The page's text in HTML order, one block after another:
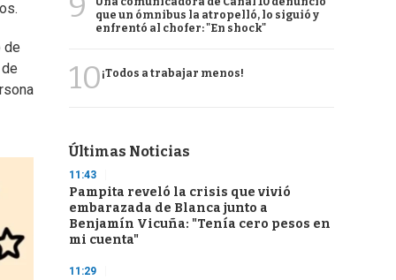
de
que un ómnibus la atropelló, lo siguió y
enfrentó al chofer: "En shock"
10 ¡Todos a trabajar menos!
Últimas Noticias
11:43
Pampita reveló la crisis que vivió
embarazada de Blanca junto a
Benjamín Vicuña: "Tenía cero pesos en
mi cuenta"
11:29